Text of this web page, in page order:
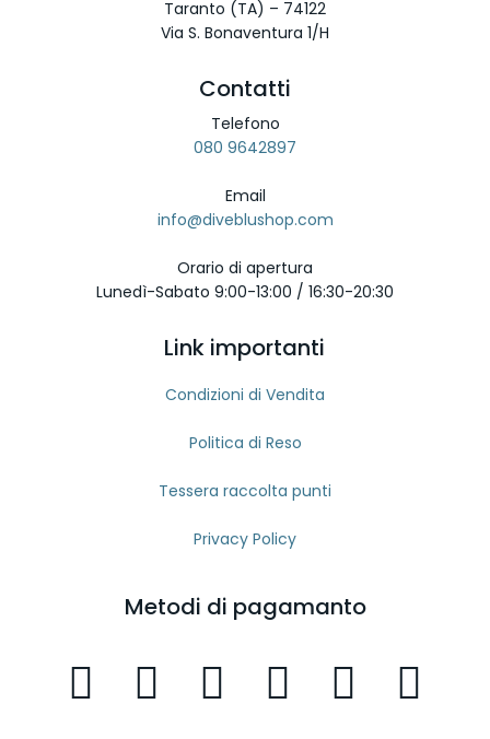
Taranto (TA) – 74122
Via S. Bonaventura 1/H
Contatti
Telefono
080 9642897
Email
info@diveblushop.com
Orario di apertura
Lunedì-Sabato 9:00-13:00 / 16:30-20:30
Link importanti
Condizioni di Vendita
Politica di Reso
Tessera raccolta punti
Privacy Policy
Metodi di pagamanto